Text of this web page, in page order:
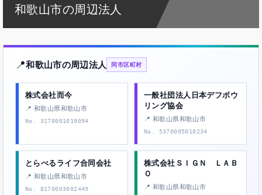
和歌山市の周辺法人
📍和歌山市の周辺法人 同市区町村
株式会社而今
📍 和歌山県和歌山市
No. 3170001019094
一般社団法人日本デフボウ
リング協会
📍 和歌山県和歌山市
No. 5370005010234
とらべるライフ合同会社
📍 和歌山県和歌山市
No. 8170003002449
株式会社ＳＩＧＮ ＬＡＢ
Ｏ
📍 和歌山県和歌山市